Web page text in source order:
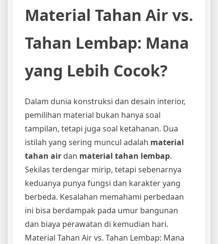
Material Tahan Air vs.
Tahan Lembap: Mana
yang Lebih Cocok?
Dalam dunia konstruksi dan desain interior,
pemilihan material bukan hanya soal
tampilan, tetapi juga soal ketahanan. Dua
istilah yang sering muncul adalah material
tahan air dan material tahan lembap.
Sekilas terdengar mirip, tetapi sebenarnya
keduanya punya fungsi dan karakter yang
berbeda. Kesalahan memahami perbedaan
ini bisa berdampak pada umur bangunan
dan biaya perawatan di kemudian hari.
Material Tahan Air vs. Tahan Lembap: Mana